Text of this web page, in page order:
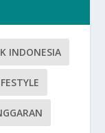
INDONESIA